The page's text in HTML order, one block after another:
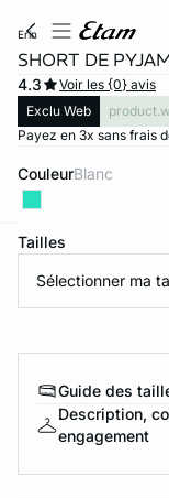
erin
SHORT DE
4.3
Voir les {0} avis
Exclu Web
Payez en 3x sans frais
Couleur blanc
Tailles
Sélectionner ma
Guide des
Description,
engagement